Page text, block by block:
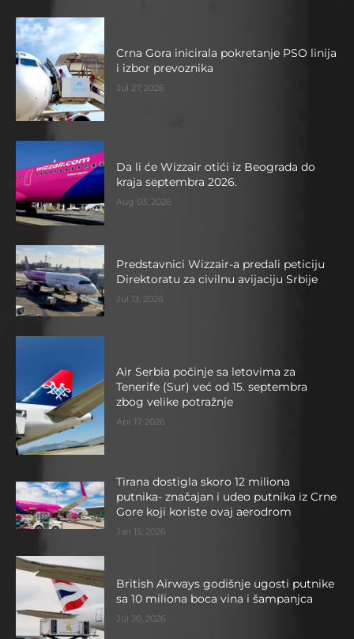
Crna Gora inicirala pokretanje PSO linija
i izbor prevoznika
Jul 27, 2026
Da li će Wizzair otići iz Beograda do
kraja septembra 2026.
Aug 03, 2026
Predstavnici Wizzair-a predali peticiju
Direktoratu za civilnu avijaciju Srbije
Jul 13, 2026
Air Serbia počinje sa letovima za
Tenerife (Sur) već od 15. septembra
zbog velike potražnje
Apr 17, 2026
Tirana dostigla skoro 12 miliona
putnika- značajan i udeo putnika iz Crne
Gore koji koriste ovaj aerodrom
Jan 15, 2026
British Airways godišnje ugosti putnike
sa 10 miliona boca vina i šampanjca
Jul 30, 2026